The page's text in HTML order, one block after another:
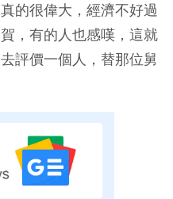
的很偉大，經濟不好過
，有的人也感嘆，這就
評價一個人，替那位舅